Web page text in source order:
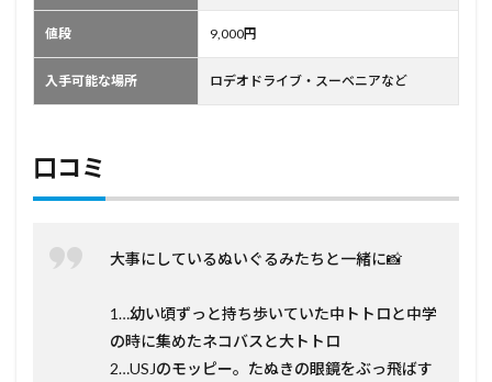
値段 9,000円
入手可能な場所 ロデオドライブ・スーベニアなど
口コミ
大事にしているぬいぐるみたちと一緒に📸
1…幼い頃ずっと持ち歩いていた中トトロと中学
の時に集めたネコバスと大トトロ
2…USJのモッピー。たぬきの眼鏡をぶっ飛ばす